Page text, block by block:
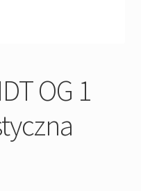
OG 1